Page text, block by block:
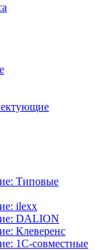
Типовые
ilexx
DALION
Клеверенс
1С-совместные